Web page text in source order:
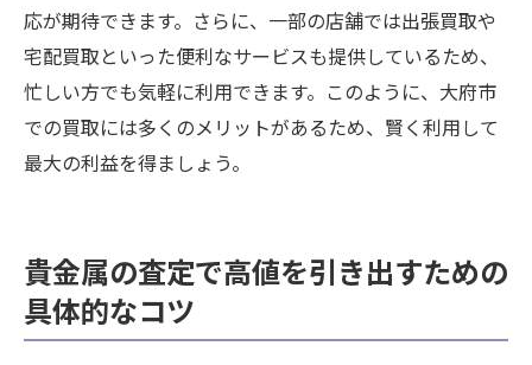
応が期待できます。さらに、一部の店舗では出張買取や
宅配買取といった便利なサービスも提供しているため、
忙しい方でも気軽に利用できます。このように、大府市
での買取には多くのメリットがあるため、賢く利用して
最大の利益を得ましょう。
貴金属の査定で高値を引き出すための
具体的なコツ